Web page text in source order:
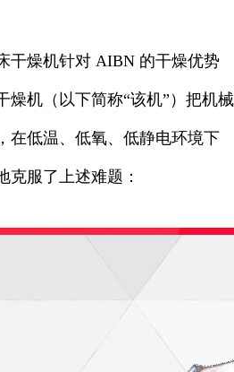
干燥机针对 AIBN 的干燥优势
燥机（以下简称“该机”）把机械
在低温、低氧、低静电环境下
克服了上述难题：